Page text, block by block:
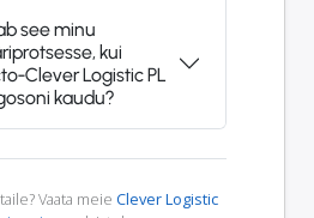
see minu
kui
Clever Logistic PL
kaudu?
Vaata meie Clever Logistic